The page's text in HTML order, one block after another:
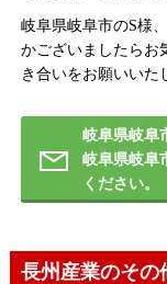
岐阜県岐阜市のS様
かございましたらお
き合いをお願いいた
岐阜県岐阜
岐阜県岐阜
ください。
長州産業のその